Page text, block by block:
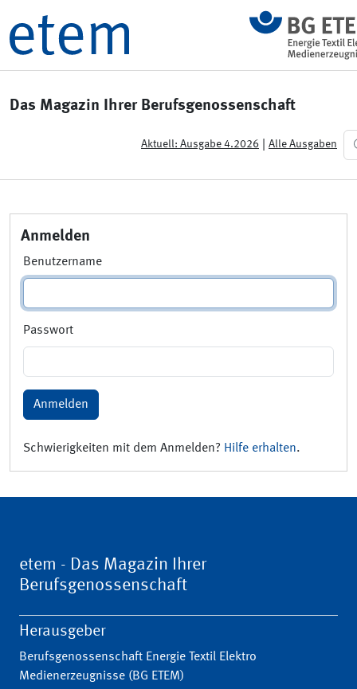
Das Magazin Ihrer Berufsgenossenschaft
Aktuell: Ausgabe 4.2026 Alle Ausgaben
Anmelden
Benutzername
Passwort
Anmelden
Schwierigkeiten mit dem Anmelden? Hilfe erhalten.
etem - Das Magazin Ihrer
Berufsgenossenschaft
Herausgeber
Berufsgenossenschaft Energie Textil Elektro
Medienerzeugnisse (BG ETEM)